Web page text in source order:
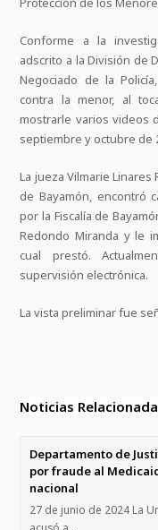
Conforme a la
adscrito a la División de
Negociado de la
contra la menor, al
mostrarle varios videos
septiembre y octubre de
La jueza Vilmarie
de Bayamón, encontró
por la Fiscalía de
Redondo Miranda y le
cual prestó.
supervisión electrónica.
La vista preliminar fue
Noticias
Departamento de
por fraude al
nacional
27 de junio de 2024 La